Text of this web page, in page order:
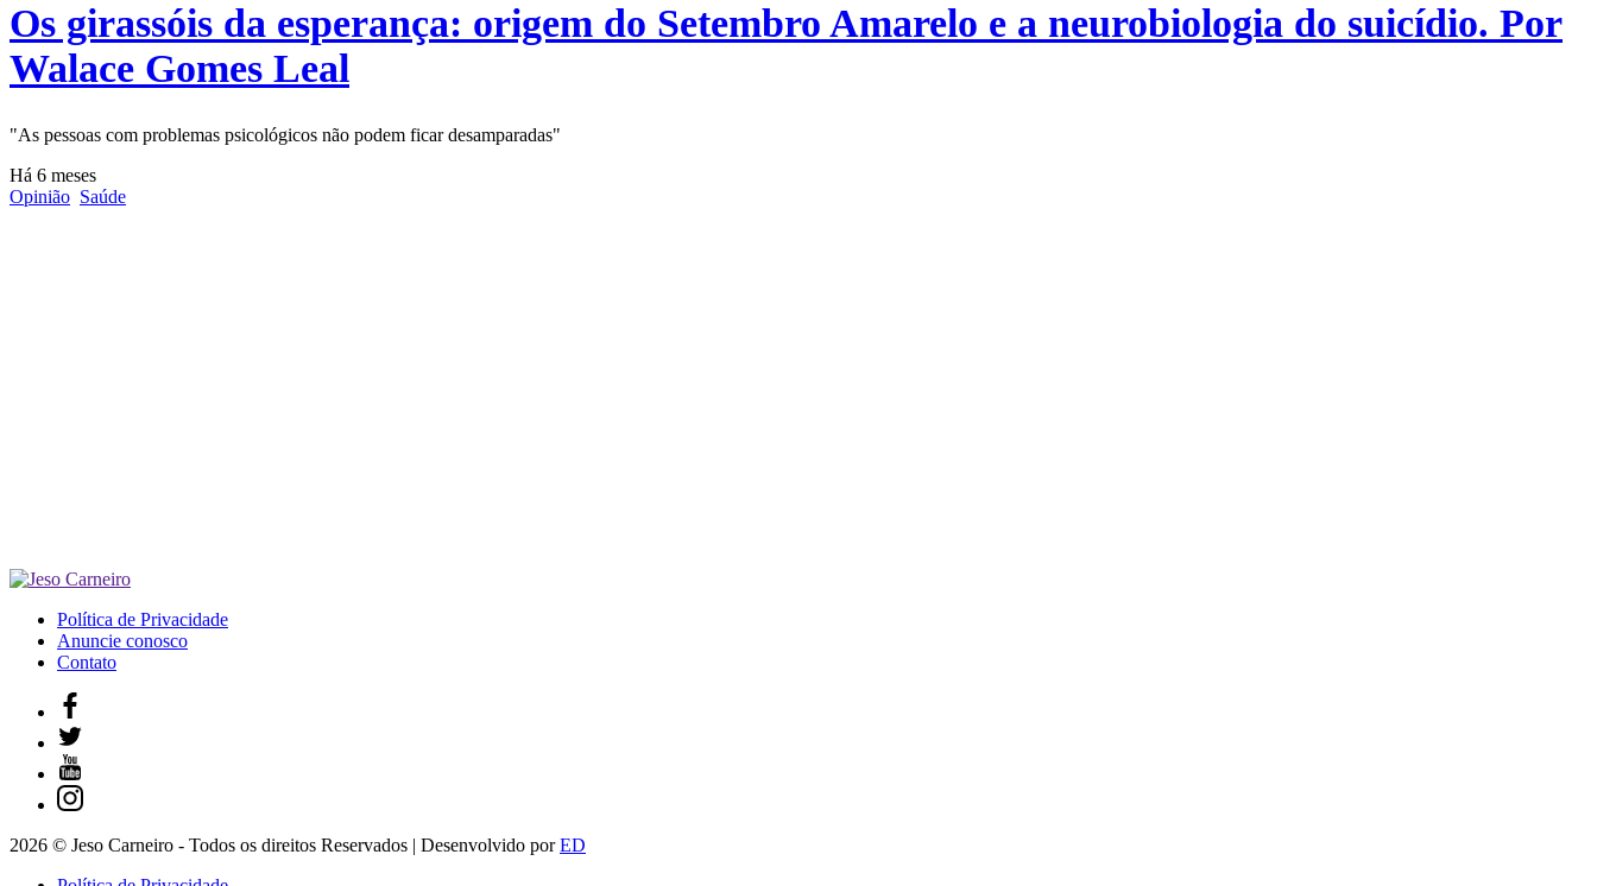
Os girassóis da esperança: origem do Setembro Amarelo e a neurobiologia do suicídio. Por
Walace Gomes Leal
"As pessoas com problemas psicológicos não podem ficar desamparadas"
Há 6 meses
Opinião Saúde
Política de Privacidade
Anuncie conosco
Contato
2026 © Jeso Carneiro - Todos os direitos Reservados | Desenvolvido porED